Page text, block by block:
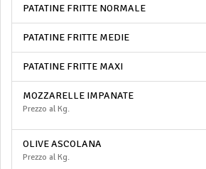
PATATINE FRITTE NORMALE
PATATINE FRITTE MEDIE
PATATINE FRITTE MAXI
MOZZARELLE IMPANATE
Prezzo al Kg.
OLIVE ASCOLANA
Prezzo al Kg.